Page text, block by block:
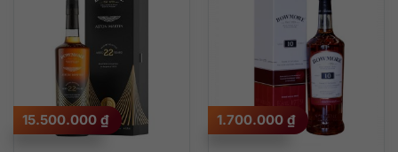
15.500.000 ₫ 1.700.000 ₫